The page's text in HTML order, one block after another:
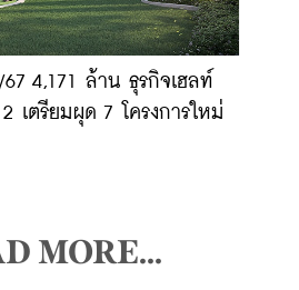
4,171 ล้าน ธุรกิจเฮลท์
เตรียมผุด 7 โครงการใหม่
MORE...